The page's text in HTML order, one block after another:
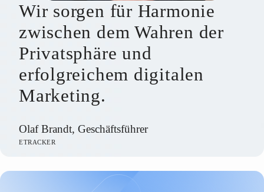
Wir sorgen für Harmonie
zwischen dem Wahren der
Privatsphäre und
erfolgreichem digitalen
Marketing.
Olaf Brandt, Geschäftsführer
ETRACKER